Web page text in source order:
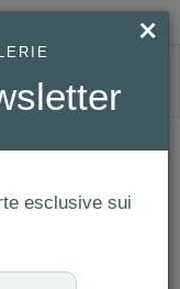
×
esclusive sui